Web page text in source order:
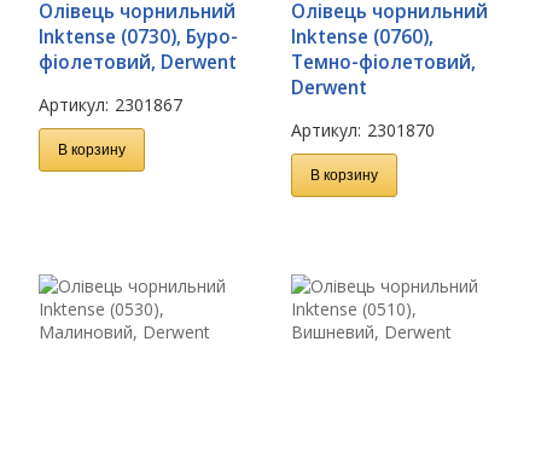
Олівець чорнильний
Inktense (0730), Буро-
фіолетовий, Derwent
Артикул: 2301867
В корзину
Олівець чорнильний
Inktense (0760),
Темно-фіолетовий,
Derwent
Артикул: 2301870
В корзину